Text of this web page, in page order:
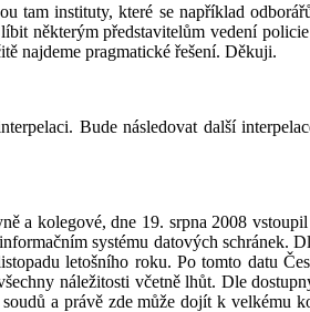
tam instituty, které se například
některým představitelům vedení
najdeme pragmatické řešení. Děkuji.
Bude následovat další
a kolegové, dne 19. srpna 2008
systému datových schránek.
letošního roku. Po tomto datu
náležitosti včetně lhůt. Dle
a právě zde může dojít k